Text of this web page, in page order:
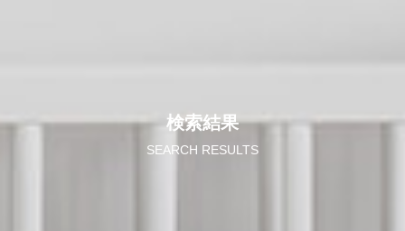
検索結果
SEARCH RESULTS